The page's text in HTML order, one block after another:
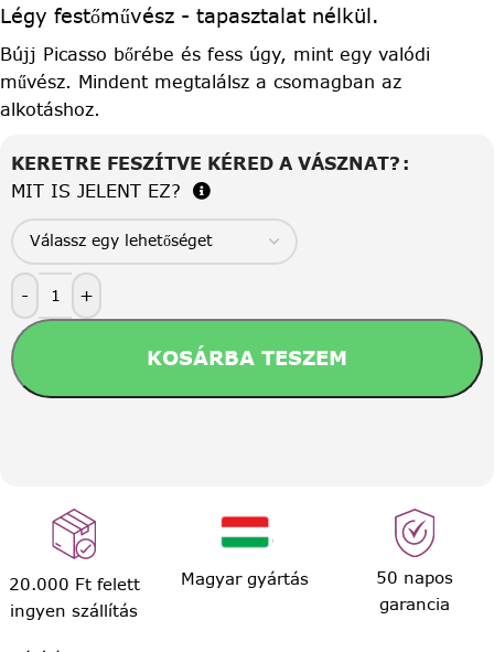
Légy festőművész - tapasztalat nélkül.
Bújj Picasso bőrébe és fess úgy, mint egy valódi
művész. Mindent megtalálsz a csomagban az
alkotáshoz.
KERETRE FESZÍTVE KÉRED A VÁSZNAT?
MIT IS JELENT EZ?
- +
KOSÁRBA TESZEM
20.000 Ft felett
ingyen szállítás
Magyar gyártás
50 napos
garancia